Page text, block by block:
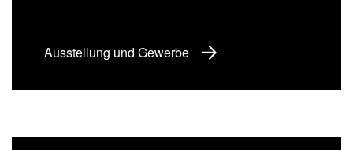
Ausstellung und Gewerbe